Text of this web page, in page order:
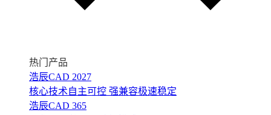
热门产品
浩辰CAD 2027
核心技术自主可控 强兼容极速稳定
浩辰CAD 365